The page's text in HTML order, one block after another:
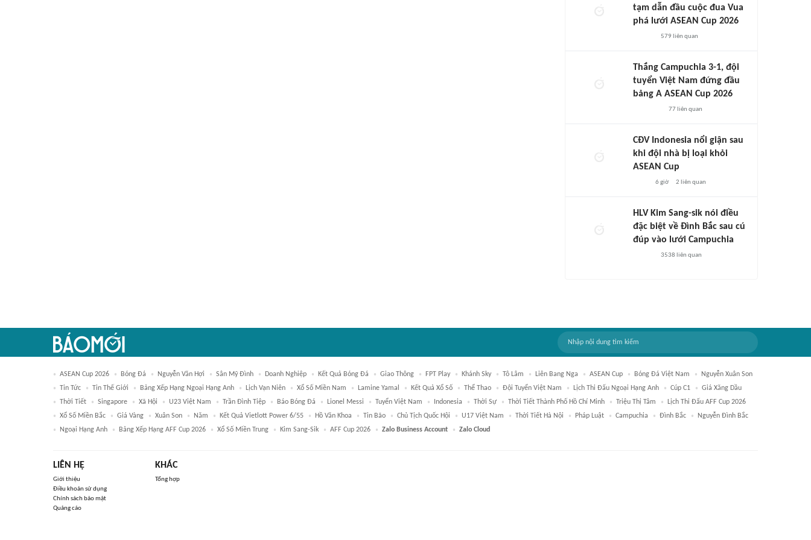
tạm dẫn đầu cuộc đua Vua
phá lưới ASEAN Cup 2026
579 liên quan
Thắng Campuchia 3-1, đội
tuyển Việt Nam đứng đầu
bảng A ASEAN Cup 2026
77liên quan
CĐV Indonesia nổi giận sau
khi đội nhà bị loại khỏi
ASEAN Cup
6 giờ 2 liên quan
HLV Kim Sang-sik nói điều
đặc biệt về Đình Bắc sau cú
đúp vào lưới Campuchia
3538 liên quan
ASEAN Cup 2026 Bóng Đá Nguyễn Văn Hợi Sân Mỹ Đình Doanh Nghiệp Kết Quả Bóng Đá Giao Thông FPT Play Khánh Sky Tô Lâm Liên Bang Nga ASEAN Cup Bóng Đá Việt Nam
Nguyễn Xuân Son
Tin Tức
Tin Thế Giới Bảng Xếp Hạng Ngoại Hạng Anh Lịch Vạn Niên Xổ Số Miền Nam Lamine Yamal Kết Quả Xổ Số Thể Thao Đội Tuyển Việt Nam Lịch Thi Đấu Ngoại Hạng Anh Cúp C1
Giá Xăng Dầu
Thời Tiết
Singapore Xã Hội U23 Việt Nam Trần Đình Tiệp Báo Bóng Đá Lionel Messi Tuyển Việt Nam Indonesia Thời Sự Thời Tiết Thành Phố Hồ Chí Minh Triệu Thị Tâm
Lịch Thi Đấu AFF Cup 2026
Xổ Số Miền Bắc
Giá Vàng Xuân Son Năm Kết Quả Vietlott Power 6/55 Hồ Văn Khoa Tin Bão Chủ Tịch Quốc Hội U17 Việt Nam Thời Tiết Hà Nội Pháp Luật Campuchia Đình Bắc
Nguyễn Đình Bắc
Ngoại Hạng Anh
Bảng Xếp Hạng AFF Cup 2026 Xổ Số Miền Trung Kim Sang-Sik AFF Cup 2026 Zalo Business Account Zalo Cloud
LIÊN HỆ
Giới thiệu
Điều khoản sử dụng
Chính sách bảo mật
Quảng cáo
KHÁC
Tổng hợp